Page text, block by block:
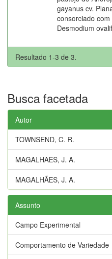
gayanus cv.
consorciado com
Desmodium
Resultado 1-3 de 3.
Busca facetada
Autor
TOWNSEND, C. R.
MAGALHAES, J. A.
MAGALHÃES, J. A.
Assunto
Campo Experimental
Comportamento de Variedade